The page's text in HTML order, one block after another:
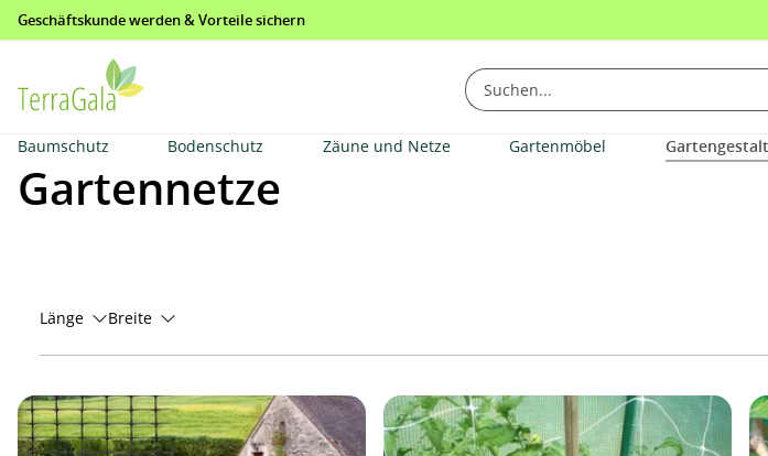
Zur Hauptnavigation springen
Geschäftskunde werden & Vorteile sichern
Baumschutz Bodenschutz Zäune und Netze Gartenmöbel
Gartennetze
Länge Breite